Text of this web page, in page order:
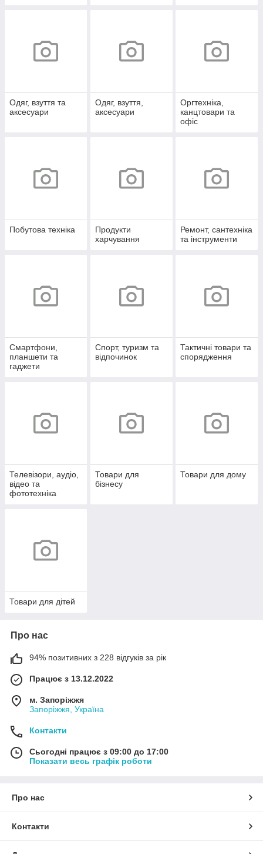
Одяг, взуття та
аксесуари
Одяг, взуття,
аксесуари
Оргтехніка,
канцтовари та
офіс
Побутова техніка
Продукти
харчування
Ремонт, сантехніка
та інструменти
Смартфони,
планшети та
гаджети
Спорт, туризм та
відпочинок
Тактичні товари та
спорядження
Телевізори, аудіо,
відео та
фототехніка
Товари для
бізнесу
Товари для дому
Товари для дітей
Про нас
94% позитивних з 228 відгуків за рік
Працює з 13.12.2022
м. Запоріжжя
Запоріжжя, Україна
Контакти
Сьогодні працює з 09:00 до 17:00
Показати весь графік роботи
Про нас
Контакти